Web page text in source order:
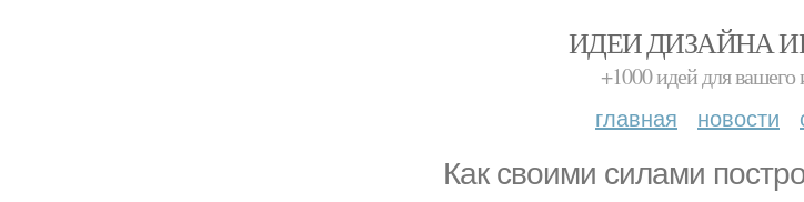
ИДЕИ ДИЗАЙНА
+1000 идей для вашего
главная новости
Как своими силами